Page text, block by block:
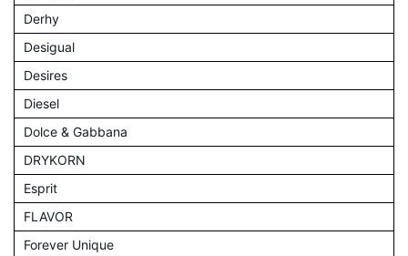
Derhy
Desigual
Desires
Diesel
Dolce & Gabbana
DRYKORN
Esprit
FLAVOR
Forever Unique